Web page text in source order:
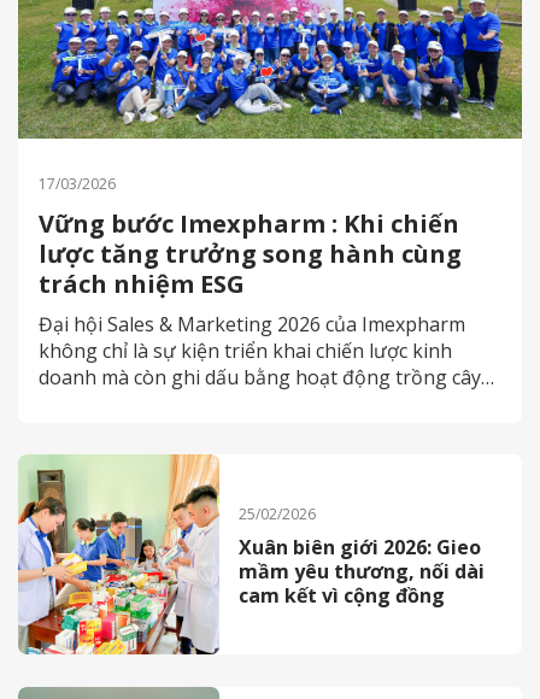
17/03/2026
Vững bước Imexpharm : Khi chiến
lược tăng trưởng song hành cùng
trách nhiệm ESG
Đại hội Sales & Marketing 2026 của Imexpharm
không chỉ là sự kiện triển khai chiến lược kinh
doanh mà còn ghi dấu bằng hoạt động trồng cây
25/02/2026
Xuân biên giới 2026: Gieo
mầm yêu thương, nối dài
cam kết vì cộng đồng